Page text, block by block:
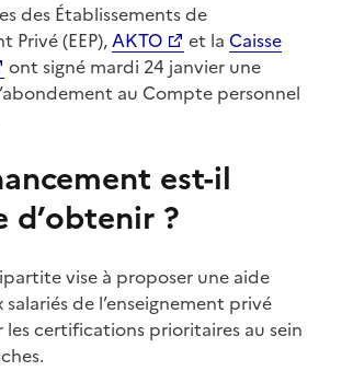
des Établissements de
Privé (EEP),AKTO et la Caisse
ont signé mardi 24 janvier une
au Compte personnel
est-il
d’obtenir ?
vise à proposer une aide
de l’enseignement privé
certifications prioritaires au sein